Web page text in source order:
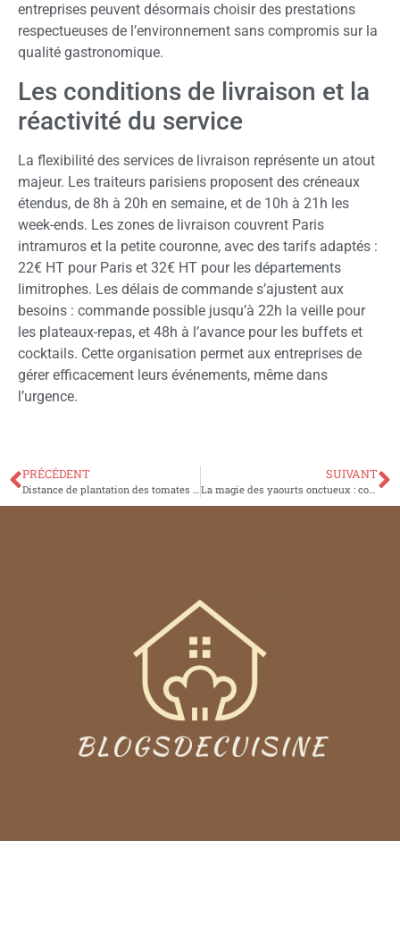
entreprises peuvent désormais choisir des prestations
respectueuses de l’environnement sans compromis sur la
qualité gastronomique.
Les conditions de livraison et la
réactivité du service
La flexibilité des services de livraison représente un atout
majeur. Les traiteurs parisiens proposent des créneaux
étendus, de 8h à 20h en semaine, et de 10h à 21h les
week-ends. Les zones de livraison couvrent Paris
intramuros et la petite couronne, avec des tarifs adaptés :
22€ HT pour Paris et 32€ HT pour les départements
limitrophes. Les délais de commande s’ajustent aux
besoins : commande possible jusqu’à 22h la veille pour
les plateaux-repas, et 48h à l’avance pour les buffets et
cocktails. Cette organisation permet aux entreprises de
gérer efficacement leurs événements, même dans
l’urgence.
PRÉCÉDENT SUIVANT
La magie des yaourts onctueux : collection de recettes pour Multi Delices